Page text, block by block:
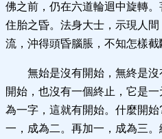
佛之前，仍在六道輪迴中旋轉
住胎之昏。法身大士，示現人
流，沖得頭昏腦脹，不知怎樣截
無始是沒有開始，無終是
開始，也沒有一個終止，它是
為一字，這就有開始。什麼開
一，成為二。再加一，成為三。